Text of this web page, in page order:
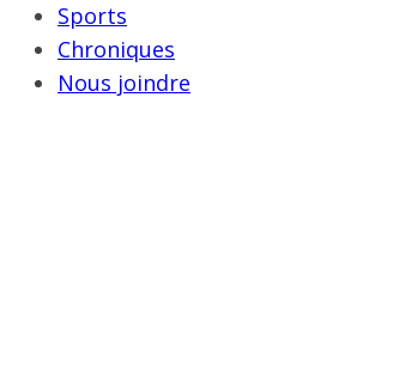
Sports
Chroniques
Nous joindre